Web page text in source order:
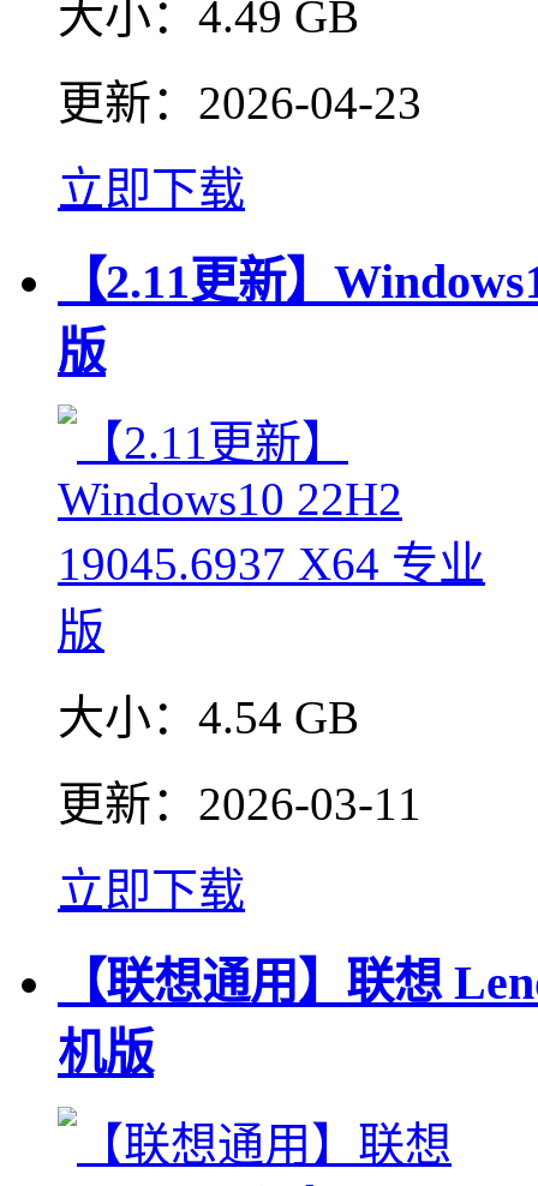
大小： 4.49 GB
更新： 2026-04-23
立即下载
【2.11更新】
版
大小： 4.54 GB
更新： 2026-03-11
立即下载
【联想通用】联想
机版